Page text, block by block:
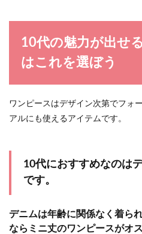
10代の魅力が出せ
はこれを選ぼう
ワンピースはデザイン次第でフォ
アルにも使えるアイテムです。
10代におすすめなのは
です。
デニムは年齢に関係なく着ら
ならミニ丈のワンピースがオ